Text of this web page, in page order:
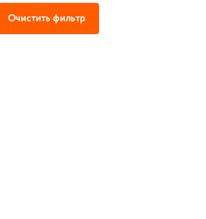
Очистить фильтр